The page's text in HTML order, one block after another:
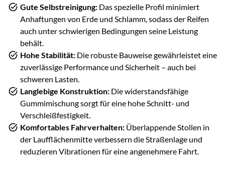
Gute Selbstreinigung: Das spezielle Profil minimiert
Anhaftungen von Erde und Schlamm, sodass der Reifen
auch unter schwierigen Bedingungen seine Leistung
behält.
Hohe Stabilität: Die robuste Bauweise gewährleistet eine
zuverlässige Performance und Sicherheit – auch bei
schweren Lasten.
Langlebige Konstruktion: Die widerstandsfähige
Gummimischung sorgt für eine hohe Schnitt- und
Verschleißfestigkeit.
Komfortables Fahrverhalten: Überlappende Stollen in
der Laufflächenmitte verbessern die Straßenlage und
reduzieren Vibrationen für eine angenehmere Fahrt.